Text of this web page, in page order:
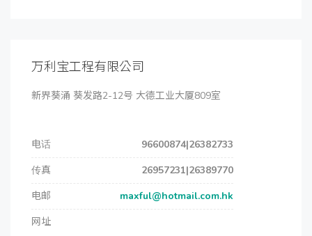
万利宝工程有限公司
新界葵涌 葵发路2-12号 大德工业大厦809室
电话
96600874|26382733
传真
26957231|26389770
电邮
maxful@hotmail.com.hk
网址